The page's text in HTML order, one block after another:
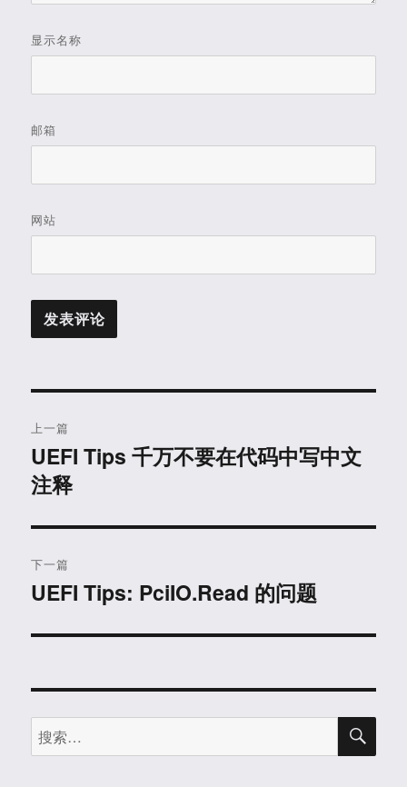
显示名称
邮箱
网站
章
导
航
上一篇
上
篇
章：
UEFI Tips 千万不要在代码中写中文
注释
下一篇
下
文
UEFI Tips: PciIO.Read 的问题
搜
索：
搜